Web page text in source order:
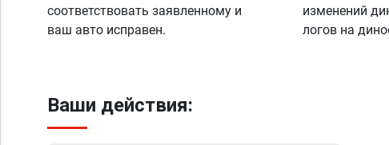
соответствовать заявленному и
ваш авто исправен.
изменений
логов на
Ваши действия: